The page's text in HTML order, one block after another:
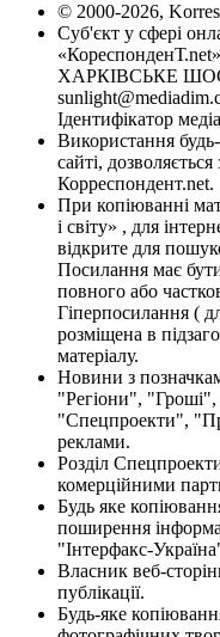
© 2000-2026,
Суб'єкт у сфері
ХАРКІВСЬКЕ
Ідентифікатор
Використання
сайті,
Корреспондент.net.
При копіюванні
і світу» , для
відкрите для
Посилання має
повного або
Гіперпосилання (
розміщена в
матеріалу.
Новини з
"Регіони",
"Спецпроекти",
реклами.
Розділ
комерційними
Будь яке
поширення
"Інтерфакс-
Власник веб-
публікації.
Будь-яке